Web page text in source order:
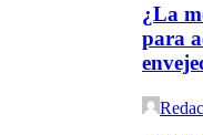
¿La
para